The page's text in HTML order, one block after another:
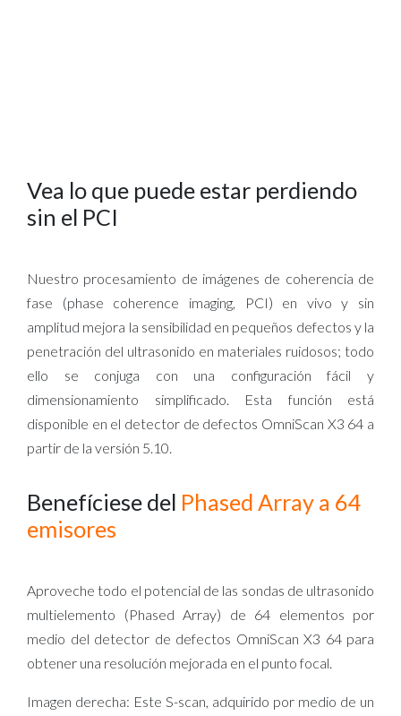
Vea lo que puede estar perdiendo
sin el PCI
Nuestro procesamiento de imágenes de coherencia de
fase (phase coherence imaging, PCI) en vivo y sin
amplitud mejora la sensibilidad en pequeños defectos y la
penetración del ultrasonido en materiales ruidosos; todo
ello se conjuga con una configuración fácil y
dimensionamiento simplificado. Esta función está
disponible en el detector de defectos OmniScan X3 64 a
partir de la versión 5.10.
Benefíciese del Phased Array a 64
emisores
Aproveche todo el potencial de las sondas de ultrasonido
multielemento (Phased Array) de 64 elementos por
medio del detector de defectos OmniScan X3 64 para
obtener una resolución mejorada en el punto focal.
Imagen derecha: Este S-scan, adquirido por medio de un